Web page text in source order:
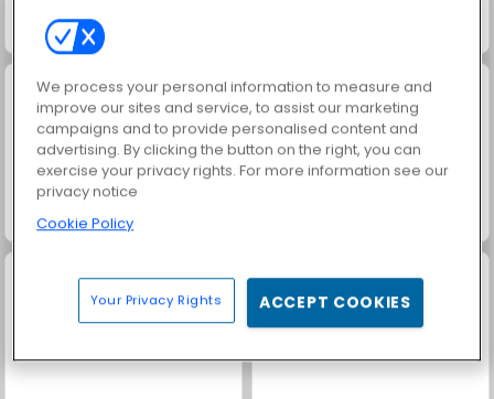
Bloques gomosos: evolución
Dr. Panda School
We process your personal information to measure and
improve our sites and service, to assist our marketing
campaigns and to provide personalised content and
advertising. By clicking the button on the right, you can
exercise your privacy rights. For more information see our
privacy notice
Cookie Policy
Your Privacy Rights ACCEPT COOKIES